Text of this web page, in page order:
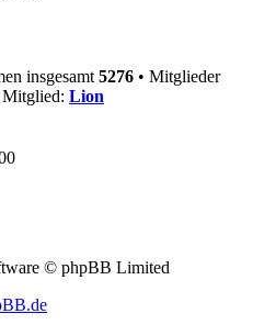
insgesamt 5276 • Mitglieder
Mitglied: Lion
© phpBB Limited